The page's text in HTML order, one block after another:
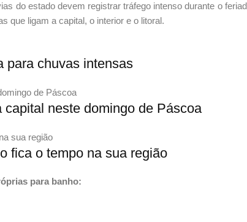
do estado devem registrar tráfego intenso durante o
que ligam a capital, o interior e o litoral.
para chuvas intensas
neste domingo de Páscoa
fica o tempo na sua região
para banho: